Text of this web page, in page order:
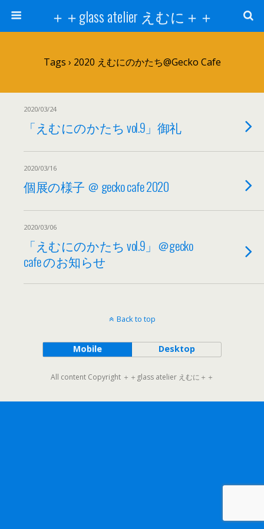
＋＋glass atelier えむに＋＋
Tags › 2020 えむにのかたち@gecko Cafe
2020/03/24
「えむにのかたち vol.9」御礼
2020/03/16
個展の様子 ＠ gecko cafe 2020
2020/03/06
「えむにのかたち vol.9」＠gecko
cafe のお知らせ
Back to top
Mobile Desktop
All content Copyright ＋＋glass atelier えむに＋＋